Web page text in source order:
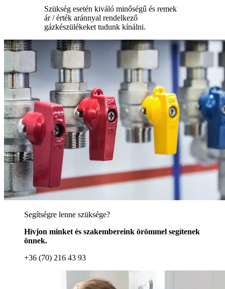
Szükség esetén kiváló minőségű és remek
ár / érték aránnyal rendelkező
gázkészülékeket tudunk kínálni.
Segítségre lenne szüksége?
Hívjon minket és szakembereink örömmel segítenek
önnek.
+36 (70) 216 43 93